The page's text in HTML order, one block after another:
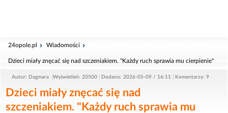
24opole.pl Wiadomości
Dzieci miały znęcać się nad szczeniakiem. "Każdy ruch sprawia mu cierpienie"
Autor: Dagmara Wyświetleń: 20500 Dodano: 2026-05-09 / 16:11 Komentarzy: 9
Dzieci miały znęcać się nad
szczeniakiem. "Każdy ruch sprawia mu